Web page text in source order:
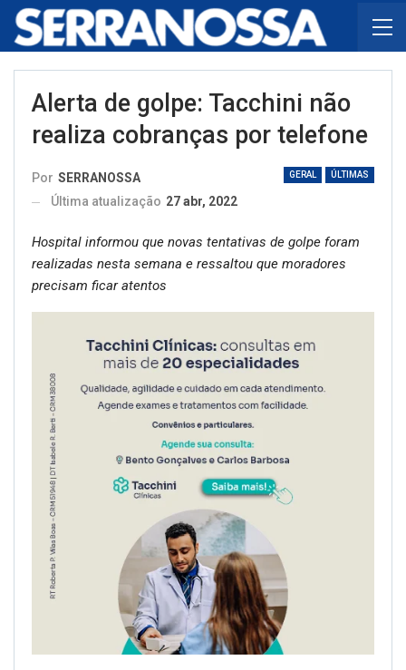
Alerta de golpe: Tacchini não
realiza cobranças por telefone
GERAL ÚLTIMAS
Por SERRANOSSA
Última atualização 27 abr, 2022
Hospital informou que novas tentativas de golpe foram
realizadas nesta semana e ressaltou que moradores
precisam ficar atentos